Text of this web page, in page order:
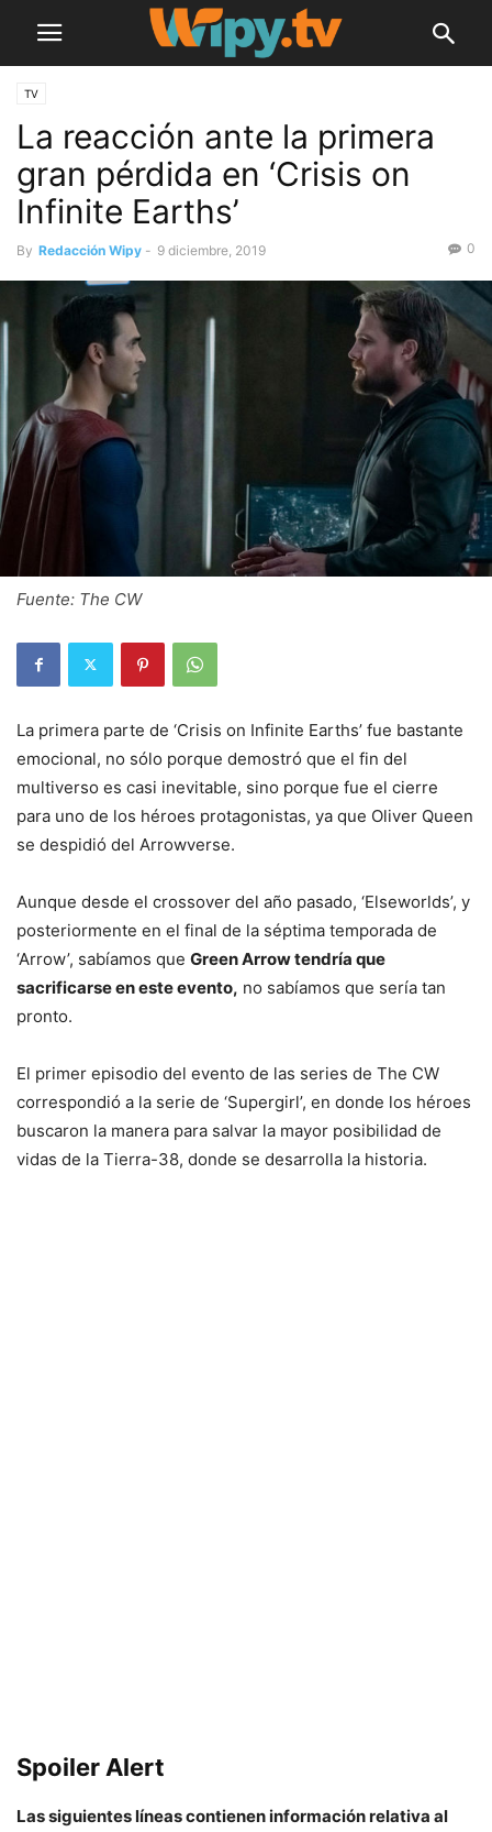
TV
La reacción ante la primera
gran pérdida en ‘Crisis on
Infinite Earths’
By Redacción Wipy - 9 diciembre, 2019 0
Fuente: The CW
La primera parte de ‘Crisis on Infinite Earths’ fue bastante
emocional, no sólo porque demostró que el fin del
multiverso es casi inevitable, sino porque fue el cierre
para uno de los héroes protagonistas, ya que Oliver Queen
se despidió del Arrowverse.
Aunque desde el crossover del año pasado, ‘Elseworlds’, y
posteriormente en el final de la séptima temporada de
‘Arrow’, sabíamos que Green Arrow tendría que
sacrificarse en este evento, no sabíamos que sería tan
pronto.
El primer episodio del evento de las series de The CW
correspondió a la serie de ‘Supergirl’, en donde los héroes
buscaron la manera para salvar la mayor posibilidad de
vidas de la Tierra-38, donde se desarrolla la historia.
Spoiler Alert
Las siguientes líneas contienen información relativa al